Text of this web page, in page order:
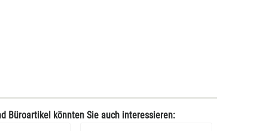
Büroartikel könnten Sie auch interessieren: